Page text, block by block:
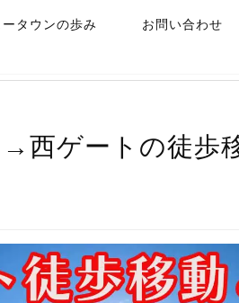
タウンの歩み お問い合わせ
西ゲートの徒歩